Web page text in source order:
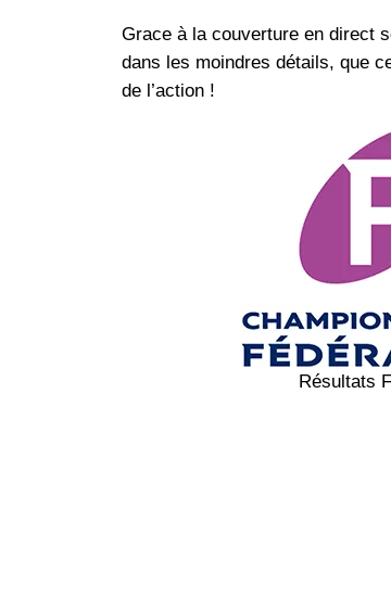
Grace à la couverture en direct
dans les moindres détails, que
de l’action !
Résultats